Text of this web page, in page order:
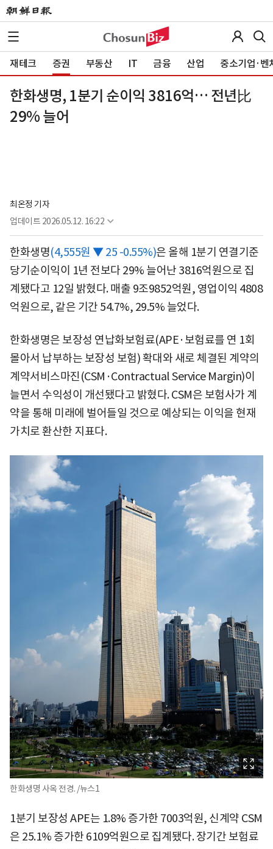
재테크 증권 부동산 IT 금융 산업 중소기업·벤
한화생명, 1분기 순이익 3816억… 전년比
29% 늘어
최온정 기자
업데이트 2026.05.12. 16:22
한화생명(4,555원 ▼ 25 -0.55%)은 올해 1분기 연결기준
당기순이익이 1년 전보다 29% 늘어난 3816억원으로 집
계됐다고 12일 밝혔다. 매출 9조9852억원, 영업이익 4808
억원으로, 같은 기간 54.7%, 29.5% 늘었다.
한화생명은 보장성 연납화보험료(APE·보험료를 연 1회
몰아서 납부하는 보장성 보험) 확대와 새로 체결된 계약의
계약서비스마진(CSM·Contractual Service Margin)이
늘면서 수익성이 개선됐다고 밝혔다. CSM은 보험사가 계
약을 통해 미래에 벌어들일 것으로 예상되는 이익을 현재
가치로 환산한 지표다.
한화생명 사옥 전경. /뉴스1
1분기 보장성 APE는 1.8% 증가한 7003억원, 신계약 CSM
은 25.1% 증가한 6109억원으로 집계됐다. 장기간 보험료